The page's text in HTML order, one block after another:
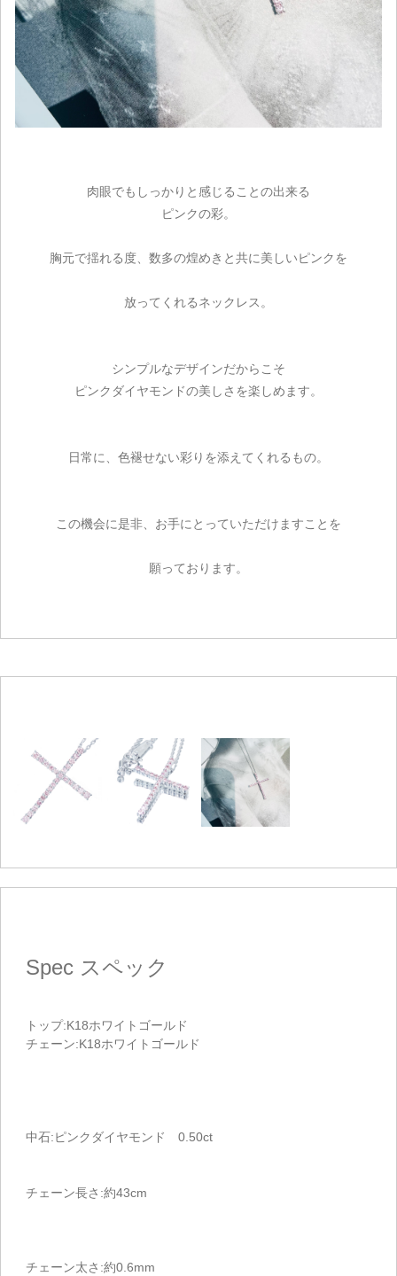
肉眼でもしっかりと感じることの出来る
ピンクの彩。
胸元で揺れる度、数多の煌めきと共に美しいピンクを
放ってくれるネックレス。
シンプルなデザインだからこそ
ピンクダイヤモンドの美しさを楽しめます。
日常に、色褪せない彩りを添えてくれるもの。
この機会に是非、お手にとっていただけますことを
願っております。
Spec スペック
トップ:K18ホワイトゴールド
チェーン:K18ホワイトゴールド
中石:ピンクダイヤモンド 0.50ct
チェーン長さ:約43cm
チェーン太さ:約0.6mm
カートを見る